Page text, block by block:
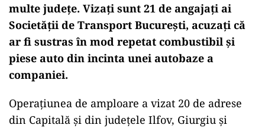
multe județe. Vizați sunt 21 de angajați ai
Societății de Transport București, acuzați că
ar fi sustras în mod repetat combustibil și
piese auto din incinta unei autobaze a
companiei.
Operațiunea de amploare a vizat 20 de adrese
din Capitală și din județele Ilfov, Giurgiu și